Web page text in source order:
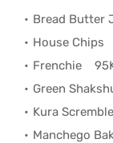
Bread Butter
House Chips
Frenchie
Green
Kura
Manchego